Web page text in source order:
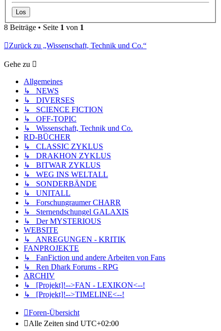
8 Beiträge • Seite 1 von 1
Zurück zu „Wissenschaft, Technik und Co.“
Gehe zu
Allgemeines
↳ NEWS
↳ DIVERSES
↳ SCIENCE FICTION
↳ OFF-TOPIC
↳ Wissenschaft, Technik und Co.
RD-BÜCHER
↳ CLASSIC ZYKLUS
↳ DRAKHON ZYKLUS
↳ BITWAR ZYKLUS
↳ WEG INS WELTALL
↳ SONDERBÄNDE
↳ UNITALL
↳ Forschungraumer CHARR
↳ Sternendschungel GALAXIS
↳ Der MYSTERIOUS
WEBSITE
↳ ANREGUNGEN - KRITIK
FANPROJEKTE
↳ FanFiction und andere Arbeiten von Fans
↳ Ren Dhark Forums - RPG
ARCHIV
↳ [Projekt]!-->FAN - LEXIKON<--!
↳ [Projekt]!-->TIMELINE<--!
Foren-Übersicht
Alle Zeiten sind UTC+02:00